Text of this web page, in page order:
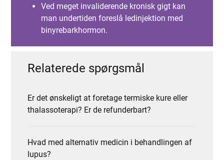
Ved meget invaliderende kronisk gigt kan
man undertiden foreslå ledinjektion med
binyrebarkhormon.
Relaterede spørgsmål
Er det ønskeligt at foretage termiske kure eller
thalassoterapi? Er de refunderbart?
Hvad med alternativ medicin i behandlingen af
lupus?